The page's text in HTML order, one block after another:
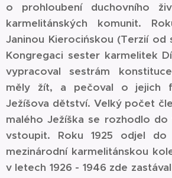
o prohloubení duchovního
karmelitánských komunit.
Janinou Kierocińskou (Terzií od
Kongregaci sester karmelitek
vypracoval sestrám
měly žít, a pečoval o jejich
Ježíšova dětství. Velký počet
malého Ježíška se rozhodlo
vstoupit. Roku 1925 odjel do
mezinárodní karmelitánskou
v letech 1926 - 1946 zde